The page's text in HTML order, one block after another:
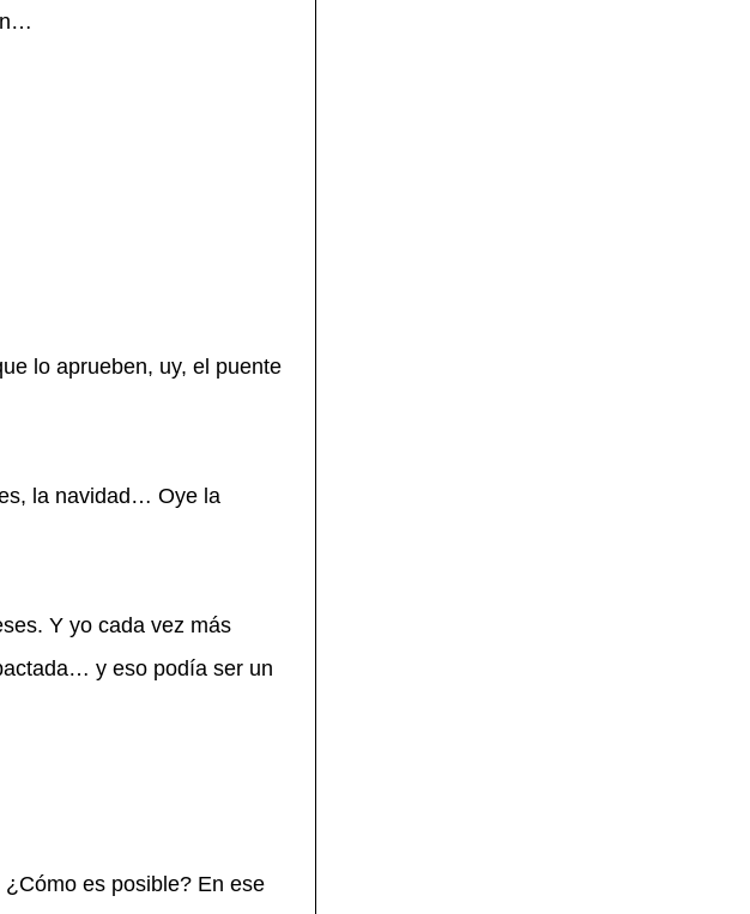
lo aprueben, uy, el puente
la navidad… Oye la
Y yo cada vez más
y eso podía ser un
es posible? En ese